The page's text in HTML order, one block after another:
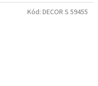
Kód: DECOR S 59455